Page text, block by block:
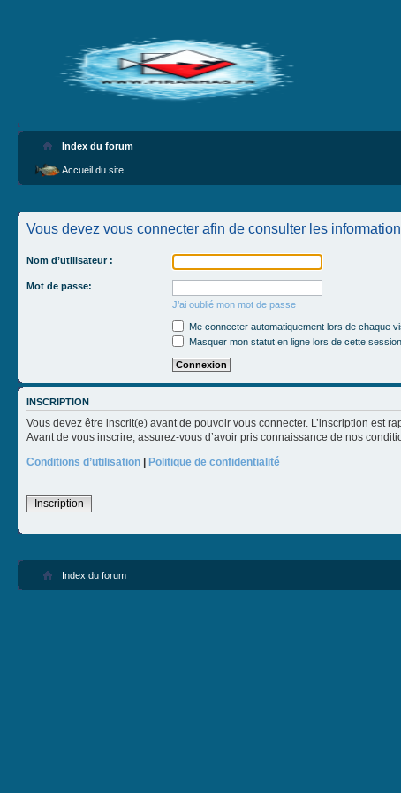
Index du forum
Accueil du site
Vous devez vous connecter afin de consulter les
Nom d’utilisateur :
Mot de passe:
J’ai oublié mon mot de passe
Me connecter automatiquement lors de chaque
Masquer mon statut en ligne lors de cette session
INSCRIPTION
Vous devez être inscrit(e) avant de pouvoir vous connecter. L’inscription est
Avant de vous inscrire, assurez-vous d’avoir pris connaissance de nos
Conditions d’utilisation | Politique de confidentialité
Inscription
Index du forum